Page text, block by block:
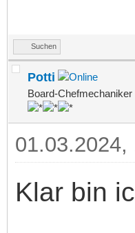
Suchen
Potti
Board-Chefmechaniker
01.03.2024,
Klar bin